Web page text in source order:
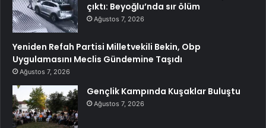
çıktı: Beyoğlu’nda sır ölüm
Ağustos 7, 2026
Yeniden Refah Partisi Milletvekili Bekin, Obp
Uygulamasını Meclis Gündemine Taşıdı
Ağustos 7, 2026
Gençlik Kampında Kuşaklar Buluştu
Ağustos 7, 2026